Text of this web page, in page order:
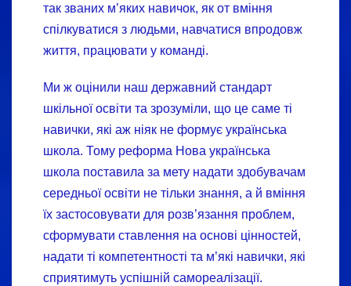
так званих м’яких навичок, як от вміння
спілкуватися з людьми, навчатися впродовж
життя, працювати у команді.
Ми ж оцінили наш державний стандарт
шкільної освіти та зрозуміли, що це саме ті
навички, які аж ніяк не формує українська
школа. Тому реформа Нова українська
школа поставила за мету надати здобувачам
середньої освіти не тільки знання, а й вміння
їх застосовувати для розв’язання проблем,
сформувати ставлення на основі цінностей,
надати ті компетентності та м’які навички, які
сприятимуть успішній самореалізації.